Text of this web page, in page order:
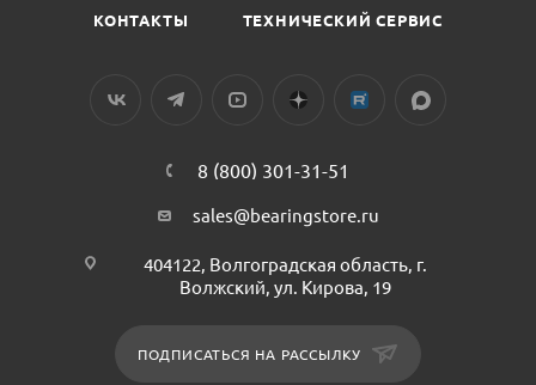
КОНТАКТЫ ТЕХНИЧЕСКИЙ СЕРВИС
8 (800) 301-31-51
sales@bearingstore.ru
404122, Волгоградская область, г.
Волжский, ул. Кирова, 19
ПОДПИСАТЬСЯ НА РАССЫЛКУ